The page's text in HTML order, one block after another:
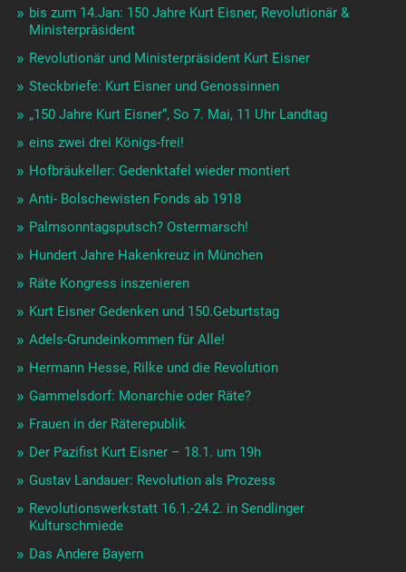
bis zum 14.Jan: 150 Jahre Kurt Eisner, Revolutionär &
Ministerpräsident
Revolutionär und Ministerpräsident Kurt Eisner
Steckbriefe: Kurt Eisner und Genossinnen
„150 Jahre Kurt Eisner“, So 7. Mai, 11 Uhr Landtag
eins zwei drei Königs-frei!
Hofbräukeller: Gedenktafel wieder montiert
Anti- Bolschewisten Fonds ab 1918
Palmsonntagsputsch? Ostermarsch!
Hundert Jahre Hakenkreuz in München
Räte Kongress inszenieren
Kurt Eisner Gedenken und 150.Geburtstag
Adels-Grundeinkommen für Alle!
Hermann Hesse, Rilke und die Revolution
Gammelsdorf: Monarchie oder Räte?
Frauen in der Räterepublik
Der Pazifist Kurt Eisner – 18.1. um 19h
Gustav Landauer: Revolution als Prozess
Revolutionswerkstatt 16.1.-24.2. in Sendlinger
Kulturschmiede
Das Andere Bayern